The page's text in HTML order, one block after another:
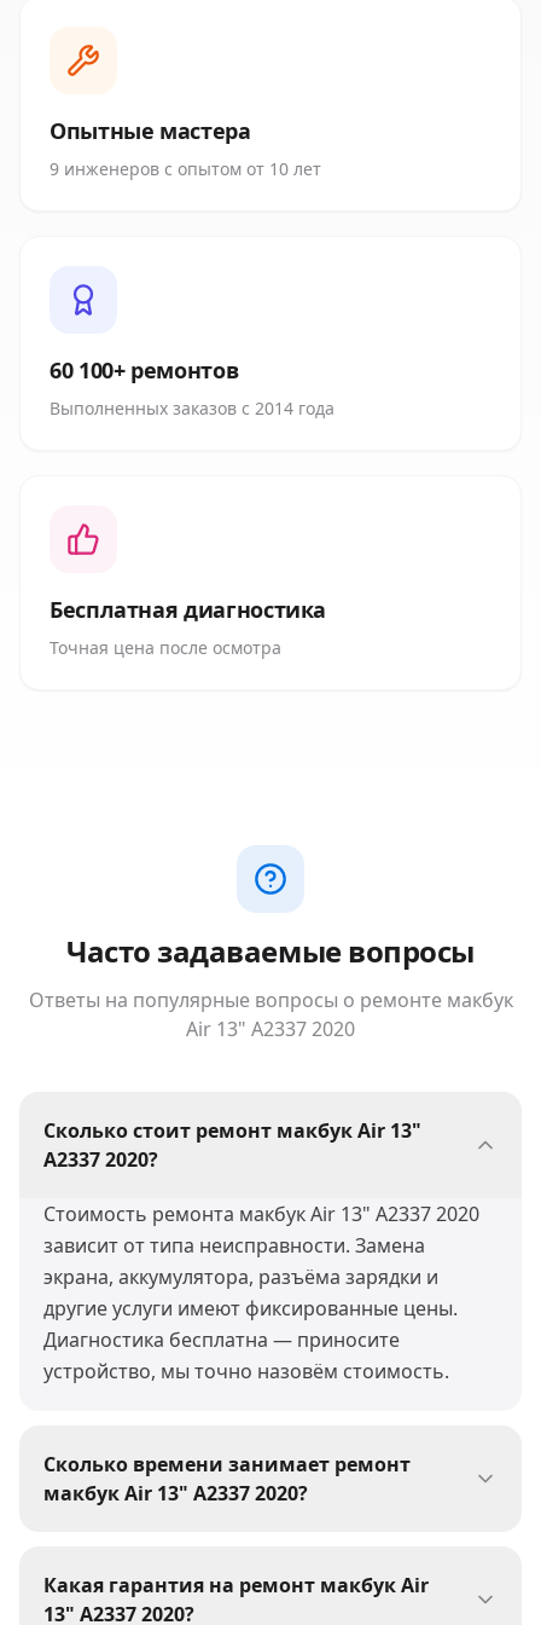
Опытные мастера
9 инженеров с опытом от 10 лет
60 100+ ремонтов
Выполненных заказов с 2014 года
Бесплатная диагностика
Точная цена после осмотра
Часто задаваемые вопросы
Ответы на популярные вопросы о ремонте макбук
Air 13" A2337 2020
Сколько стоит ремонт макбук Air 13"
A2337 2020?
Стоимость ремонта макбук Air 13" A2337 2020
зависит от типа неисправности. Замена
экрана, аккумулятора, разъёма зарядки и
другие услуги имеют фиксированные цены.
Диагностика бесплатна — приносите
устройство, мы точно назовём стоимость.
Сколько времени занимает ремонт
макбук Air 13" A2337 2020?
2020 мы выполняем за 30-60 минут. Сложные
работы (пайка, восстановление после воды)
Какая гарантия на ремонт макбук Air
13" A2337 2020?